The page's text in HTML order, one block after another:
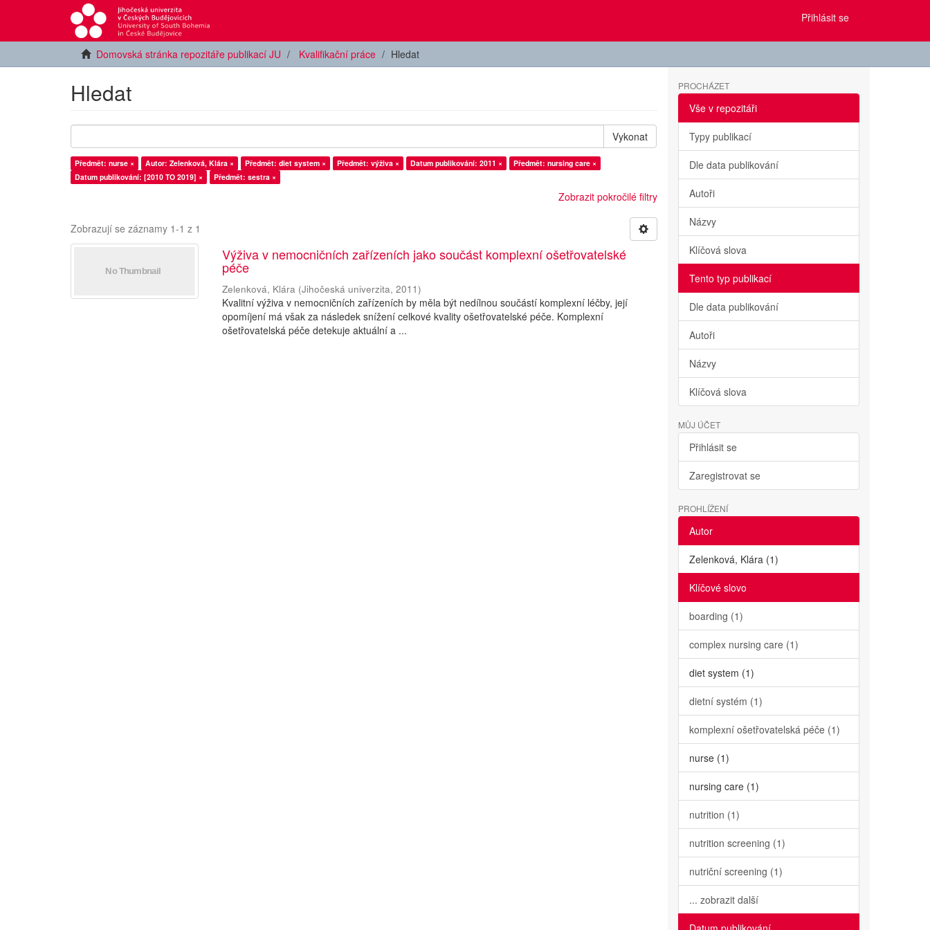
Přihlásit se
Domovská stránka repozitáře publikací JU Kvalifikační práce Hledat
Hledat
Vykonat
Předmět: nurse × Autor: Zelenková, Klára × Předmět: diet system × Předmět: výživa × Datum publikování: 2011 ×
Předmět: nursing care ×
Datum publikování: [2010 TO 2019] ×
Předmět: sestra ×
Zobrazit pokročilé filtry
Zobrazují se záznamy 1-1 z 1
Výživa v nemocničních zařízeních jako součást komplexní ošetřovatelské
péče
Zelenková, Klára (Jihočeská univerzita,2011)
Kvalitní výživa v nemocničních zařízeních by měla být nedílnou součástí komplexní léčby, její
opomíjení má však za následek snížení celkové kvality ošetřovatelské péče. Komplexní
ošetřovatelská péče detekuje aktuální a ...
PROCHÁZET
Vše v repozitáři
Typy publikací
Dle data publikování
Autoři
Názvy
Klíčová slova
Tento typ publikací
Dle data publikování
Autoři
Názvy
Klíčová slova
MŮJ ÚČET
Přihlásit se
Zaregistrovat se
PROHLÍŽENÍ
Autor
Zelenková, Klára (1)
Klíčové slovo
boarding (1)
complex nursing care (1)
diet system (1)
dietní systém (1)
komplexní ošetřovatelská péče (1)
nurse (1)
nursing care (1)
nutrition (1)
nutrition screening (1)
nutriční screening (1)
... zobrazit další